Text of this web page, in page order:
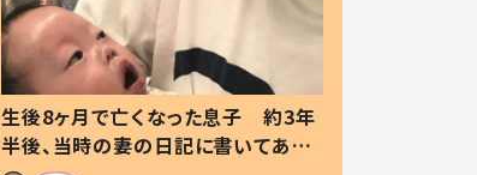
生後8ヶ月で亡くなった息子 約3年
半後、当時の妻の日記に書いてあっ